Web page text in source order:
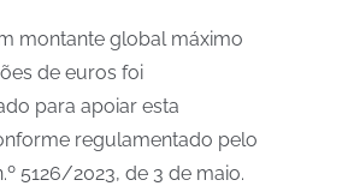
montante global máximo
de euros foi
para apoiar esta
regulamentado pelo
5126/2023, de 3 de maio.